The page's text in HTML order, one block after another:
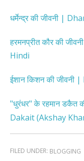
धर्मेन्द्र की जीवनी |
हरमनप्रीत कौर की
Hindi
ईशान किशन की
"धुरंधर" के रहमान डकैत
Dakait (Akshay
FILED UNDER: BLOGGING